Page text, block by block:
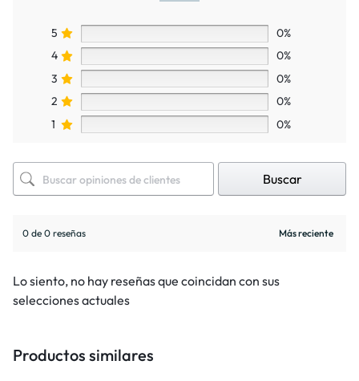
5
0%
4
0%
3
0%
2
0%
1
0%
Buscar
0 de 0 reseñas
Lo siento, no hay reseñas que coincidan con sus
selecciones actuales
Productos similares